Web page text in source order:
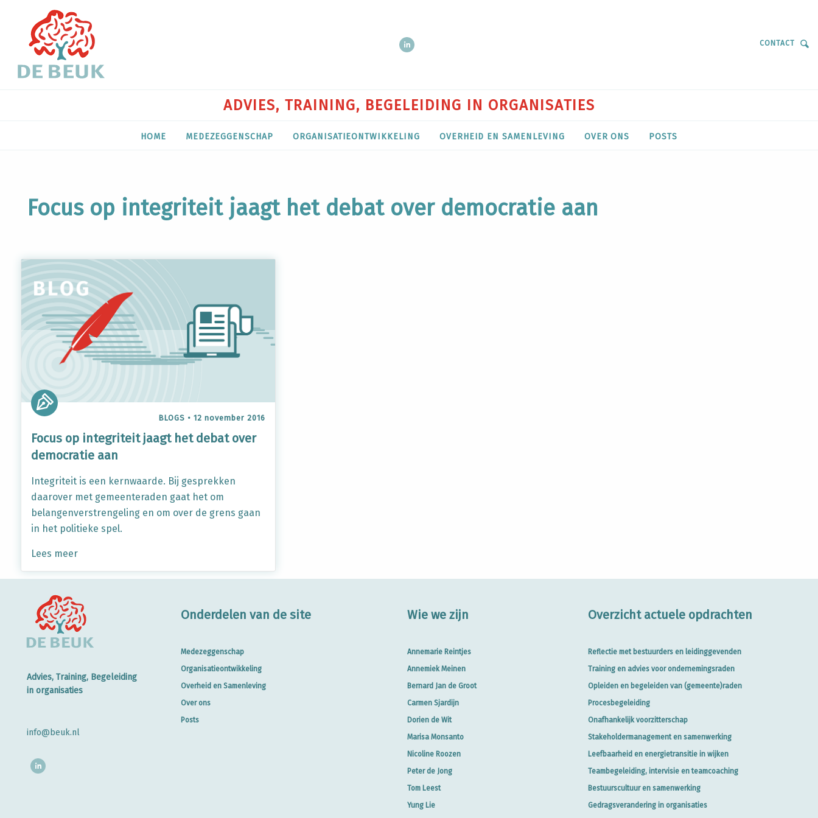
CONTACT
ADVIES, TRAINING, BEGELEIDING IN ORGANISATIES
HOME MEDEZEGGENSCHAP ORGANISATIEONTWIKKELING OVERHEID EN SAMENLEVING OVER ONS POSTS
Focus op integriteit jaagt het debat over democratie aan
BLOGS • 12 november 2016
Focus op integriteit jaagt het debat over
democratie aan
Integriteit is een kernwaarde. Bij gesprekken
daarover met gemeenteraden gaat het om
belangenverstrengeling en om over de grens gaan
in het politieke spel.
Lees meer
Advies, Training, Begeleiding
in organisaties
info@beuk.nl
Onderdelen van de site
Medezeggenschap
Organisatieontwikkeling
Overheid en Samenleving
Over ons
Posts
Wie we zijn
Annemarie Reintjes
Annemiek Meinen
Bernard Jan de Groot
Carmen Sjardijn
Dorien de Wit
Marisa Monsanto
Nicoline Roozen
Peter de Jong
Tom Leest
Yung Lie
Overzicht actuele opdrachten
Reflectie met bestuurders en leidinggevenden
Training en advies voor ondernemingsraden
Opleiden en begeleiden van (gemeente)raden
Procesbegeleiding
Onafhankelijk voorzitterschap
Stakeholdermanagement en samenwerking
Leefbaarheid en energietransitie in wijken
Teambegeleiding, intervisie en teamcoaching
Bestuurscultuur en samenwerking
Gedragsverandering in organisaties